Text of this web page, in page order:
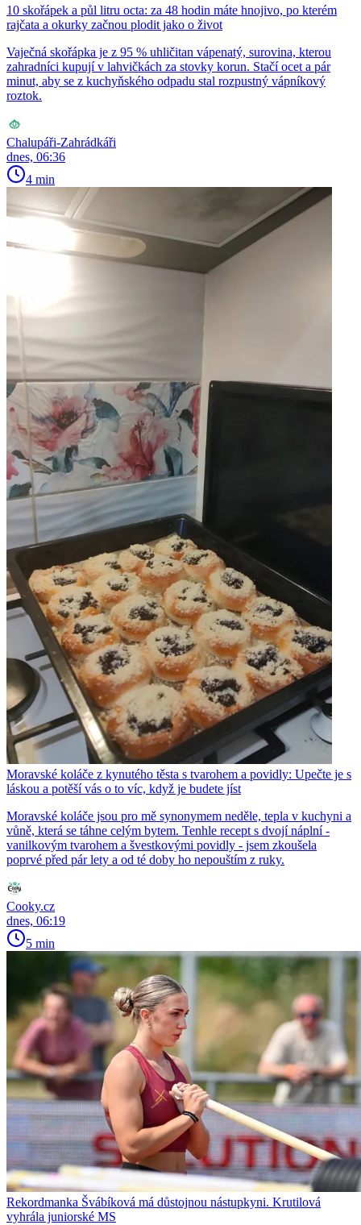
10 skořápek a půl litru octa: za 48 hodin máte hnojivo, po kterém
rajčata a okurky začnou plodit jako o život
Vaječná skořápka je z 95 % uhličitan vápenatý, surovina, kterou
zahradníci kupují v lahvičkách za stovky korun. Stačí ocet a pár
minut, aby se z kuchyňského odpadu stal rozpustný vápníkový
roztok.
Chalupáři-Zahrádkáři
dnes, 06:36
4 min
Moravské koláče z kynutého těsta s tvarohem a povidly: Upečte je s
láskou a potěší vás o to víc, když je budete jíst
Moravské koláče jsou pro mě synonymem neděle, tepla v kuchyni a
vůně, která se táhne celým bytem. Tenhle recept s dvojí náplní -
vanilkovým tvarohem a švestkovými povidly - jsem zkoušela
poprvé před pár lety a od té doby ho nepouštím z ruky.
Cooky.cz
dnes, 06:19
5 min
Rekordmanka Švábíková má důstojnou nástupkyni. Krutilová
vyhrála juniorské MS